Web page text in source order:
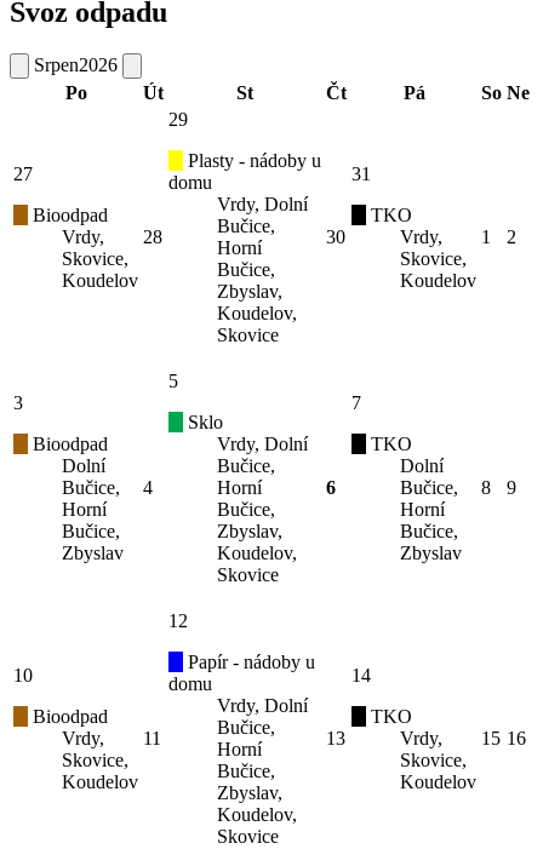
Svoz odpadu
Srpen2026
Po
Út St Čt Pá So Ne
27
Bioodpad
Vrdy,
Skovice,
Koudelov
28
29
Plasty - nádoby u
domu
Vrdy, Dolní
Bučice,
Horní
Bučice,
Zbyslav,
Koudelov,
Skovice
30
31
TKO
Vrdy,
Skovice,
Koudelov
1 2
3
Bioodpad
Dolní
Bučice,
Horní
Bučice,
Zbyslav
4
5
Sklo
Vrdy, Dolní
Bučice,
Horní
Bučice,
Zbyslav,
Koudelov,
Skovice
6
7
TKO
Dolní
Bučice,
Horní
Bučice,
Zbyslav
8 9
10
Bioodpad
Vrdy,
Skovice,
Koudelov
11
12
Papír - nádoby u
domu
Vrdy, Dolní
Bučice,
Horní
Bučice,
Zbyslav,
Koudelov,
Skovice
13
14
TKO
Vrdy,
Skovice,
Koudelov
15 16